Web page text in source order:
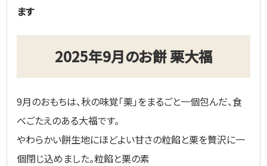
ます
2025年9月のお餅 栗大福
9月のおもちは、秋の味覚「栗」をまるごと一個包んだ、食
べごたえのある大福です。
やわらかい餅生地にほどよい甘さの粒餡と栗を贅沢に一
個閉じ込めました。粒餡と栗の素